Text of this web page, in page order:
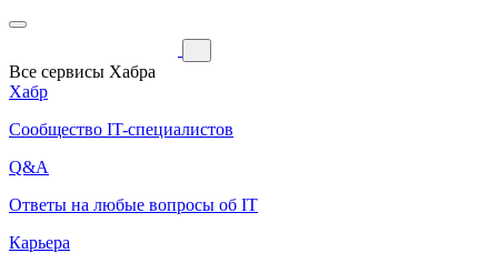
Все сервисы Хабра
Хабр
Сообщество IT-специалистов
Q&A
Ответы на любые вопросы об IT
Карьера